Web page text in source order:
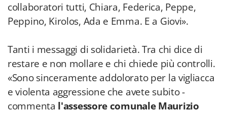
collaboratori tutti, Chiara, Federica, Peppe,
Peppino, Kirolos, Ada e Emma. E a Giovi».
Tanti i messaggi di solidarietà. Tra chi dice di
restare e non mollare e chi chiede più controlli.
«Sono sinceramente addolorato per la vigliacca
e violenta aggressione che avete subito -
commenta l'assessore comunale Maurizio